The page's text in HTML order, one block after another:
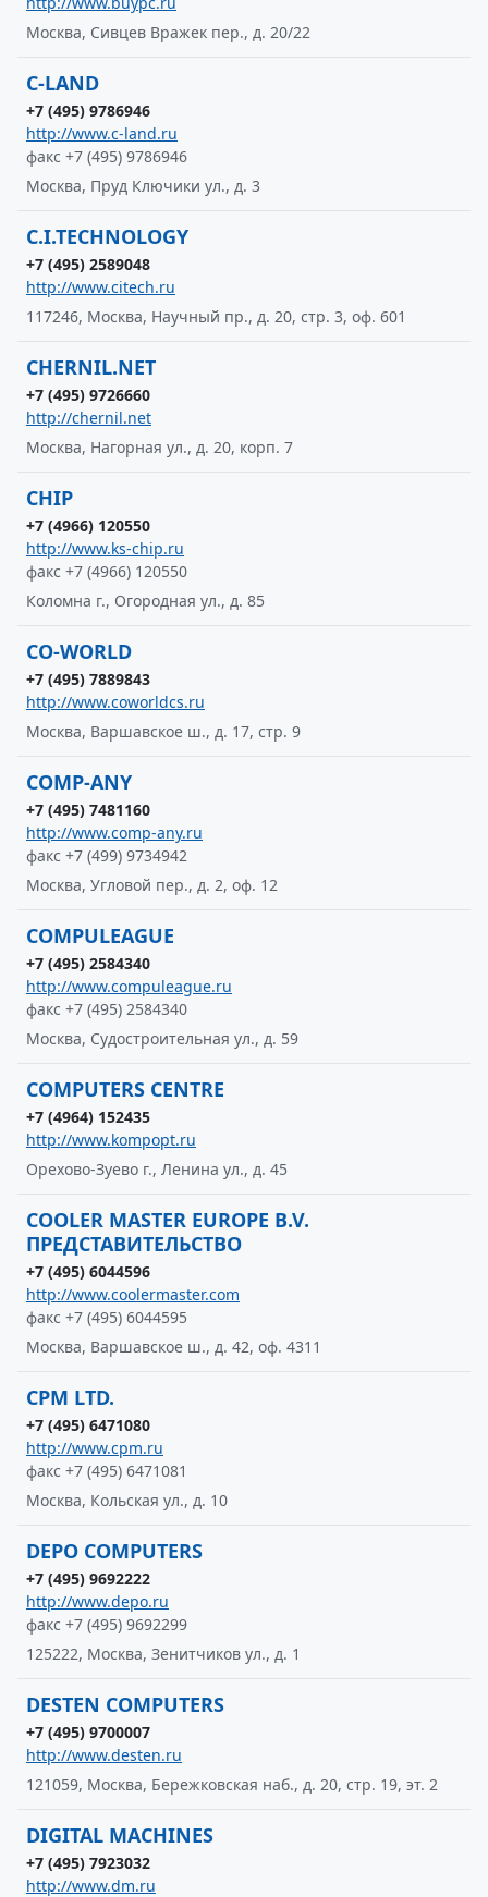
Москва, Сивцев Вражек пер., д. 20/22
C-LAND
+7 (495) 9786946
http://www.c-land.ru
факс +7 (495) 9786946
Москва, Пруд Ключики ул., д. 3
C.I.TECHNOLOGY
+7 (495) 2589048
http://www.citech.ru
117246, Москва, Научный пр., д. 20, стр. 3, оф. 601
CHERNIL.NET
+7 (495) 9726660
http://chernil.net
Москва, Нагорная ул., д. 20, корп. 7
CHIP
+7 (4966) 120550
http://www.ks-chip.ru
факс +7 (4966) 120550
Коломна г., Огородная ул., д. 85
CO-WORLD
+7 (495) 7889843
http://www.coworldcs.ru
Москва, Варшавское ш., д. 17, стр. 9
COMP-ANY
+7 (495) 7481160
http://www.comp-any.ru
факс +7 (499) 9734942
Москва, Угловой пер., д. 2, оф. 12
COMPULEAGUE
+7 (495) 2584340
http://www.compuleague.ru
факс +7 (495) 2584340
Москва, Судостроительная ул., д. 59
COMPUTERS CENTRE
+7 (4964) 152435
http://www.kompopt.ru
Орехово-Зуево г., Ленина ул., д. 45
COOLER MASTER EUROPE B.V.
ПРЕДСТАВИТЕЛЬСТВО
+7 (495) 6044596
http://www.coolermaster.com
факс +7 (495) 6044595
Москва, Варшавское ш., д. 42, оф. 4311
CPM LTD.
+7 (495) 6471080
http://www.cpm.ru
факс +7 (495) 6471081
Москва, Кольская ул., д. 10
DEPO COMPUTERS
+7 (495) 9692222
http://www.depo.ru
факс +7 (495) 9692299
125222, Москва, Зенитчиков ул., д. 1
DESTEN COMPUTERS
+7 (495) 9700007
http://www.desten.ru
121059, Москва, Бережковская наб., д. 20, стр. 19, эт. 2
DIGITAL MACHINES
+7 (495) 7923032
http://www.dm.ru